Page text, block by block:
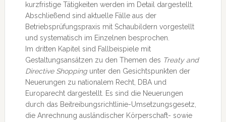
kurzfristige Tätigkeiten werden im Detail dargestellt.
Abschließend sind aktuelle Fälle aus der
Betriebsprüfungspraxis mit Schaubildern vorgestellt
und systematisch im Einzelnen besprochen.
Im dritten Kapitel sind Fallbeispiele mit
Gestaltungsansätzen zu den Themen des Treaty and
Directive Shoppingunter den Gesichtspunkten der
Neuerungen zu nationalem Recht, DBA und
Europarecht dargestellt. Es sind die Neuerungen
durch das Beitreibungsrichtlinie-Umsetzungsgesetz,
die Anrechnung ausländischer Körperschaft- sowie